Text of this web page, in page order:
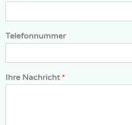
Telefonnummer
Ihre Nachricht *